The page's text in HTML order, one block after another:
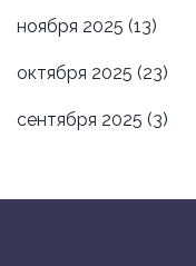
ноября 2025 (13)
октября 2025 (23)
сентября 2025 (3)